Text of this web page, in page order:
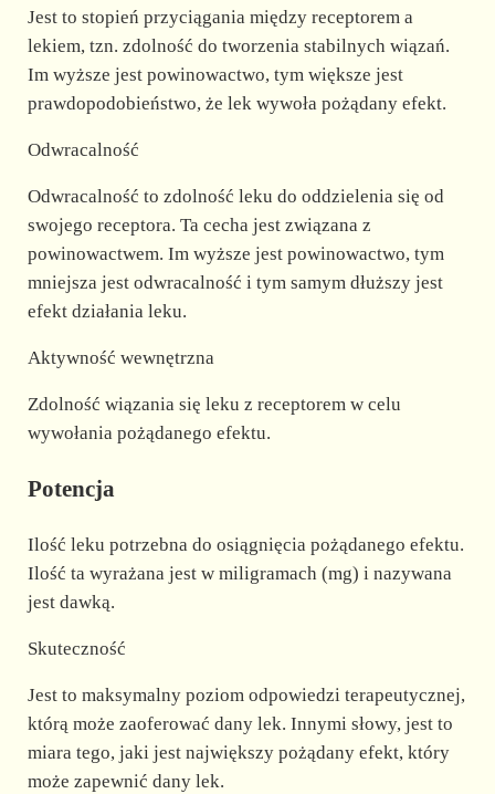
Jest to stopień przyciągania między receptorem a
lekiem, tzn. zdolność do tworzenia stabilnych wiązań.
Im wyższe jest powinowactwo, tym większe jest
prawdopodobieństwo, że lek wywoła pożądany efekt.
Odwracalność
Odwracalność to zdolność leku do oddzielenia się od
swojego receptora. Ta cecha jest związana z
powinowactwem. Im wyższe jest powinowactwo, tym
mniejsza jest odwracalność i tym samym dłuższy jest
efekt działania leku.
Aktywność wewnętrzna
Zdolność wiązania się leku z receptorem w celu
wywołania pożądanego efektu.
Potencja
Ilość leku potrzebna do osiągnięcia pożądanego efektu.
Ilość ta wyrażana jest w miligramach (mg) i nazywana
jest dawką.
Skuteczność
Jest to maksymalny poziom odpowiedzi terapeutycznej,
którą może zaoferować dany lek. Innymi słowy, jest to
miara tego, jaki jest największy pożądany efekt, który
może zapewnić dany lek.